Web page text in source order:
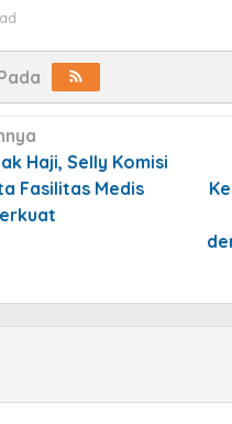
Haji, Selly Komisi
Fasilitas Medis